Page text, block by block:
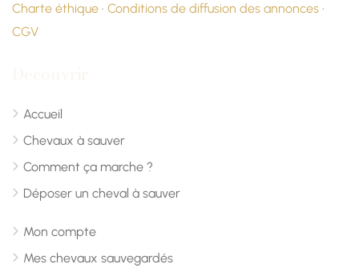
Charte éthique · Conditions de diffusion des annonces ·
CGV
Accueil
Chevaux à sauver
Comment ça marche ?
Déposer un cheval à sauver
Mon compte
Mes chevaux sauvegardés